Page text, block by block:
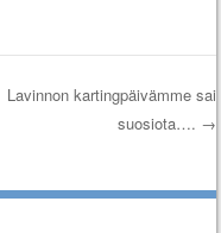
Lavinnon kartingpäivämme sai
suosiota…. →